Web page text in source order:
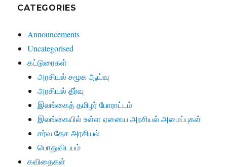
CATEGORIES
Announcements
Uncategorised
கட்டுரைகள்
அரசியல் சமூக ஆய்வு
அரசியல் தீர்வு
இலங்கைத் தமிழர் போராட்டம்
இலங்கையில் உள்ள ஏனைய அரசியல் அமைப்புகள்
சர்வ தேச அரசியல்
பொதுவிடயம்
கவிதைகள்